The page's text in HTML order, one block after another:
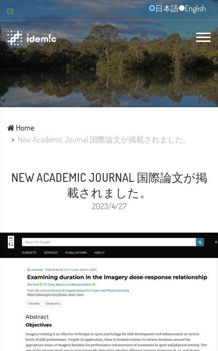
日本語 English
Home
New Academic Journal 国際論文が掲載されました。
NEW ACADEMIC JOURNAL 国際論文が掲
載されました。
2023/4/27